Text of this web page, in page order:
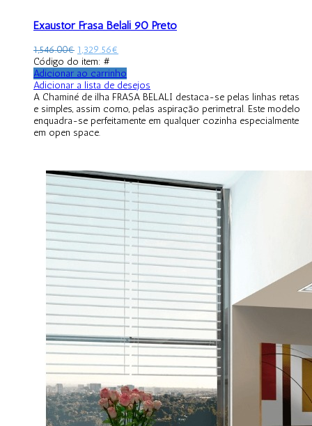
Exaustor Frasa Belali 90 Preto
1,546.00€ 1,329.56€
Código do item: #
Adicionar ao carrinho
Adicionar a lista de desejos
A Chaminé de ilha FRASA BELALI destaca-se pelas linhas retas
e simples, assim como, pelas aspiração perimetral. Este modelo
enquadra-se perfeitamente em qualquer cozinha especialmente
em open space.